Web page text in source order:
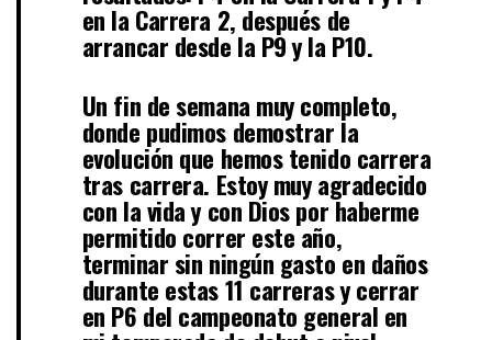
en la Carrera 2, después de
arrancar desde la P9 y la P10.
Un fin de semana muy completo,
donde pudimos demostrar la
evolución que hemos tenido carrera
tras carrera. Estoy muy agradecido
con la vida y con Dios por haberme
permitido correr este año,
terminar sin ningún gasto en daños
durante estas 11 carreras y cerrar
en P6 del campeonato general en